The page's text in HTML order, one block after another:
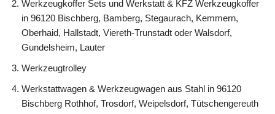
Werkzeugkoffer Sets und Werkstatt & KFZ Werkzeugkoffer
in 96120 Bischberg, Bamberg, Stegaurach, Kemmern,
Oberhaid, Hallstadt, Viereth-Trunstadt oder Walsdorf,
Gundelsheim, Lauter
Werkzeugtrolley
Werkstattwagen & Werkzeugwagen aus Stahl in 96120
Bischberg Rothhof, Trosdorf, Weipelsdorf, Tütschengereuth